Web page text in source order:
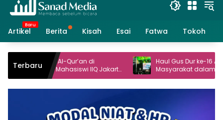
Artikel Berita Kisah Esai Fatwa Tokoh
Terbaru
Al-Qur’an di
Mahasiswi IIQ Jakarta
Haul Gus Dur ke-16 Angkat Peran
Masyarakat dalam Demokrasi